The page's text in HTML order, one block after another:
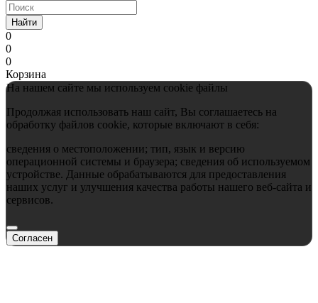
Найти
0
0
0
Корзина
На нашем сайте мы используем cookie файлы
Продолжая использовать наш сайт, Вы соглашаетесь на
обработку файлов cookie, которые включают в себя:
сведения о местоположении; тип, язык и версию
операционной системы и браузера; сведения об используемом
устройстве. Данные обрабатываются для предоставления
наших услуг и улучшения качества работы нашего веб-сайта и
сервисов.
Согласен